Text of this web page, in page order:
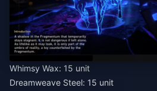
Whimsy Wax: 15 unit
Dreamweave Steel: 15 unit